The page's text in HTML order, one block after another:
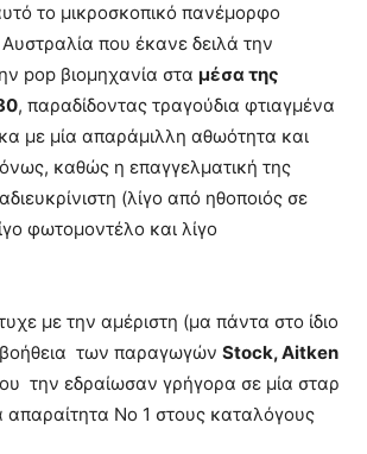
το μικροσκοπικό πανέμορφο
που έκανε δειλά την
pop βιομηχανία στα μέσα της
, παραδίδοντας τραγούδια φτιαγμένα
με μία απαράμιλλη αθωότητα και
καθώς η επαγγελματική της
(λίγο από ηθοποιός σε
φωτομοντέλο και λίγο
με την αμέριστη (μα πάντα στο ίδιο
βοήθεια των παραγωγών Stock,Aitken
την εδραίωσαν γρήγορα σε μία σταρ
απαραίτητα Νο 1 στους καταλόγους